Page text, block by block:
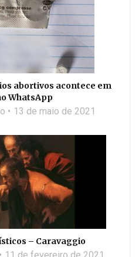
abortivos acontece em
WhatsApp
13 de maio de 2021
– Caravaggio